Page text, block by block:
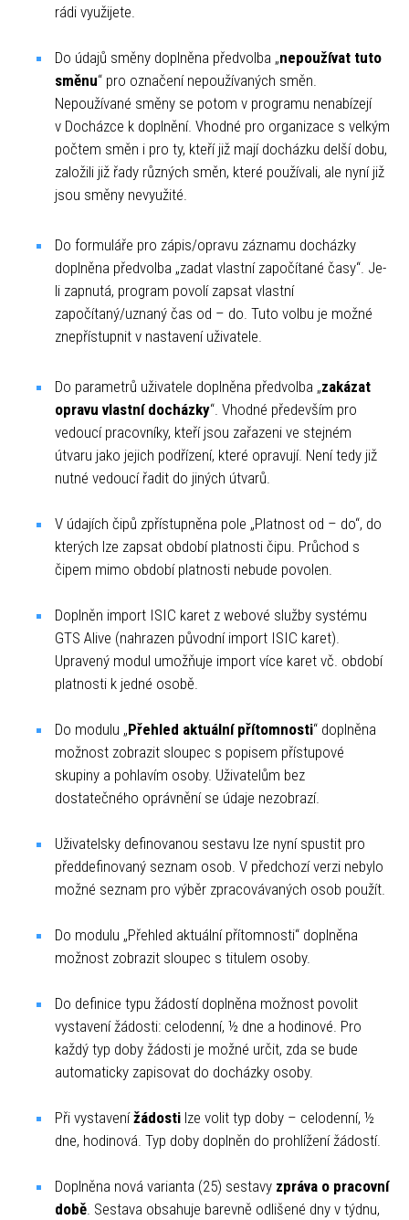
rádi využijete.
Do údajů směny doplněna předvolba „nepoužívat tuto
směnu“ pro označení nepoužívaných směn.
Nepoužívané směny se potom v programu nenabízejí
v Docházce k doplnění. Vhodné pro organizace s velkým
počtem směn i pro ty, kteří již mají docházku delší dobu,
založili již řady různých směn, které používali, ale nyní již
jsou směny nevyužité.
Do formuláře pro zápis/opravu záznamu docházky
doplněna předvolba „zadat vlastní započítané časy“. Je-
li zapnutá, program povolí zapsat vlastní
započítaný/uznaný čas od – do. Tuto volbu je možné
znepřístupnit v nastavení uživatele.
Do parametrů uživatele doplněna předvolba „zakázat
opravu vlastní docházky“. Vhodné především pro
vedoucí pracovníky, kteří jsou zařazeni ve stejném
útvaru jako jejich podřízení, které opravují. Není tedy již
nutné vedoucí řadit do jiných útvarů.
V údajích čipů zpřístupněna pole „Platnost od – do“, do
kterých lze zapsat období platnosti čipu. Průchod s
čipem mimo období platnosti nebude povolen.
Doplněn import ISIC karet z webové služby systému
GTS Alive (nahrazen původní import ISIC karet).
Upravený modul umožňuje import více karet vč. období
platnosti k jedné osobě.
Do modulu „Přehled aktuální přítomnosti“ doplněna
možnost zobrazit sloupec s popisem přístupové
skupiny a pohlavím osoby. Uživatelům bez
dostatečného oprávnění se údaje nezobrazí.
Uživatelsky definovanou sestavu lze nyní spustit pro
předdefinovaný seznam osob. V předchozí verzi nebylo
možné seznam pro výběr zpracovávaných osob použít.
Do modulu „Přehled aktuální přítomnosti“ doplněna
možnost zobrazit sloupec s titulem osoby.
Do definice typu žádostí doplněna možnost povolit
vystavení žádosti: celodenní, ½ dne a hodinové. Pro
každý typ doby žádosti je možné určit, zda se bude
automaticky zapisovat do docházky osoby.
Při vystavenížádosti lze volit typ doby – celodenní, ½
dne, hodinová. Typ doby doplněn do prohlížení žádostí.
Doplněna nová varianta (25) sestavy zpráva o pracovní
době. Sestava obsahuje barevně odlišené dny v týdnu,